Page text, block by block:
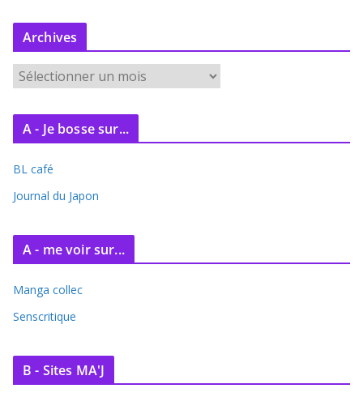
Archives
r
c
v
e
A - Je bosse sur...
BL café
Journal du Japon
A - me voir sur...
Manga collec
Senscritique
B - Sites MA'J